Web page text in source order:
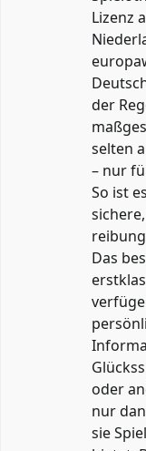
Lizenz
der
selten
– nur
So ist
Das
oder
nur
sie